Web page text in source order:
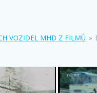
VOZIDEL MHD Z FILMŮ »